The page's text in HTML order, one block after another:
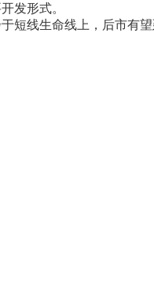
发形式。
短线生命线上，后市有